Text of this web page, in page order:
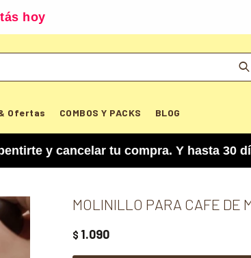
hoy
Ofertas COMBOS Y PACKS BLOG
cancelar tu compra. Y hasta 30 días
MOLINILLO PARA CAFE DE
$ 1.090